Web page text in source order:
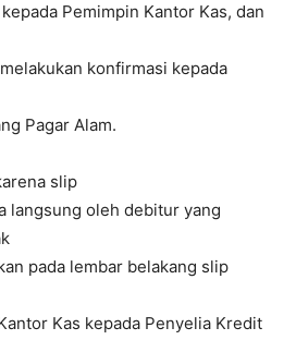
Pemimpin Kantor Kas, dan
konfirmasi kepada
Pagar Alam.
slip
langsung oleh debitur yang
pada lembar belakang slip
Kas kepada Penyelia Kredit